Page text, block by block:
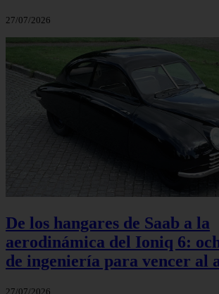
27/07/2026
De los hangares de Saab a la
aerodinámica del Ioniq 6:
de ingeniería para vencer al
27/07/2026